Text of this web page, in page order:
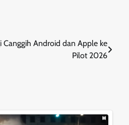
Canggih Android dan Apple ke
Pilot 2026